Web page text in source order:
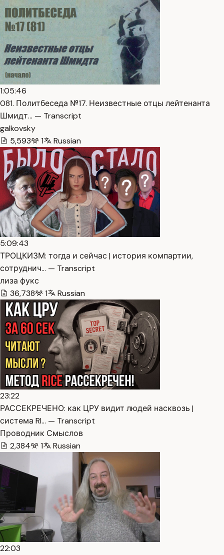
1:05:46
081. Политбеседа №17. Неизвестные отцы лейтенанта
Шмидт… — Transcript
galkovsky
5,593
1 Russian
5:09:43
ТРОЦКИЗМ: тогда и сейчас | история компартии,
сотруднич… — Transcript
лиза фукс
36,738
1 Russian
23:22
РАССЕКРЕЧЕНО: как ЦРУ видит людей насквозь |
система RI… — Transcript
Проводник Смыслов
2,384
1 Russian
22:03